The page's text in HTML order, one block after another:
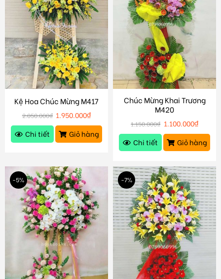
Kệ Hoa Chúc Mừng M417
2.050.000₫ 1.950.000₫
Chi tiết
Giỏ hàng
Chúc Mừng Khai Trương
M420
1.150.000₫ 1.100.000₫
Chi tiết
Giỏ hàng
-5% -7%